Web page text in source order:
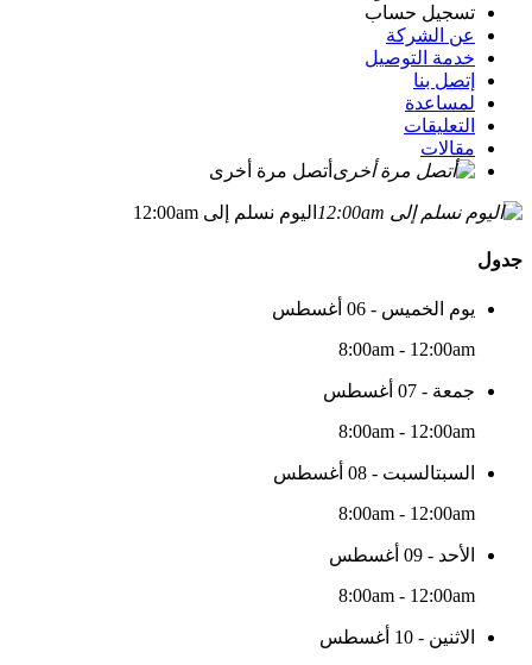
تسجيل حساب
عن الشركة
خدمة التوصيل
إتصل بنا
لمساعدة
التعليقات
مقالات
أتصل مرة أخرى
اليوم نسلم إلى 12:00am
جدول
يوم الخميس - 06 أغسطس
8:00am - 12:00am
جمعة - 07 أغسطس
8:00am - 12:00am
السبتالسبت - 08 أغسطس
8:00am - 12:00am
الأحد - 09 أغسطس
8:00am - 12:00am
الاثنين - 10 أغسطس